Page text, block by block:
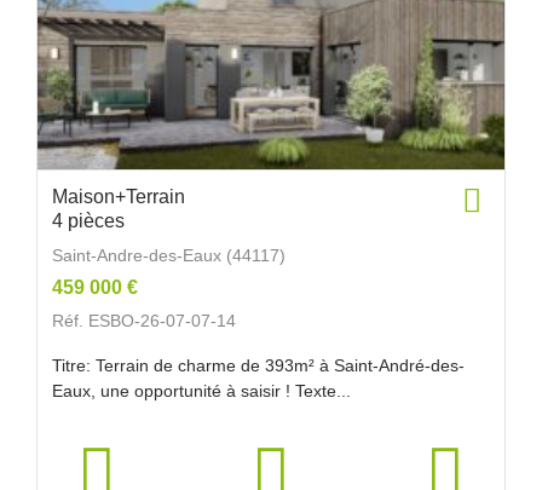
Maison+Terrain
4 pièces
Saint-Andre-des-Eaux (44117)
459 000 €
Réf. ESBO-26-07-07-14
Titre: Terrain de charme de 393m² à Saint-André-des-
Eaux, une opportunité à saisir ! Texte...